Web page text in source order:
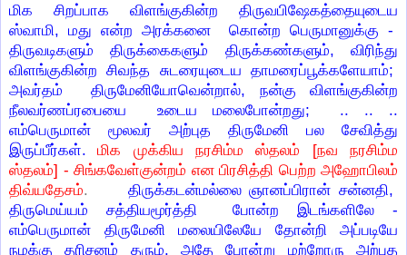
மிக சிறப்பாக விளங்குகின்ற திருவபிஷேகத்தையுடைய
ஸ்வாமி, மது என்ற அரக்கனை கொன்ற பெருமானுக்கு -
திருவடிகளும் திருக்கைகளும் திருக்கண்களும், விரிந்து
விளங்குகின்ற சிவந்த சுடரையுடைய தாமரைப்பூக்களேயாம்;
அவர்தம் திருமேனியோவென்றால், நன்கு விளங்குகின்ற
நீலவர்ணப்ரபையை உடைய மலைபோன்றது; .. .. ..
எம்பெருமான் மூலவர் அற்புத திருமேனி பல சேவித்து
இருப்பீர்கள்.
மிக முக்கிய நரசிம்ம ஸ்தலம் [நவ நரசிம்ம
ஸ்தலம்] - சிங்கவேள்குன்றம் என பிரசித்தி பெற்ற அஹோபிலம்
திவ்யதேசம்.
திருக்கடன்மல்லை ஞானப்பிரான் சன்னதி,
திருமெய்யம் சத்தியமூர்த்தி போன்ற இடங்களிலே -
எம்பெருமான் திருமேனி மலையிலேயே தோன்றி அப்படியே
நமக்கு தரிசனம் தரும். அதே போன்று மற்றோரு அற்புத